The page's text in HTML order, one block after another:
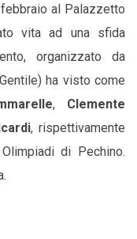
al Palazzetto
vita ad una sfida
organizzato da
ha visto come
, Clemente
, rispettivamente
di Pechino.